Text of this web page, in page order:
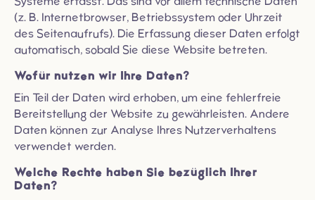
(z. B. Internetbrowser, Betriebssystem oder Uhrzeit
des Seitenaufrufs). Die Erfassung dieser Daten erfolgt
automatisch, sobald Sie diese Website betreten.
Wofür nutzen wir Ihre Daten?
Ein Teil der Daten wird erhoben, um eine fehlerfreie
Bereitstellung der Website zu gewährleisten. Andere
Daten können zur Analyse Ihres Nutzerverhaltens
verwendet werden.
Welche Rechte haben Sie bezüglich Ihrer
Daten?